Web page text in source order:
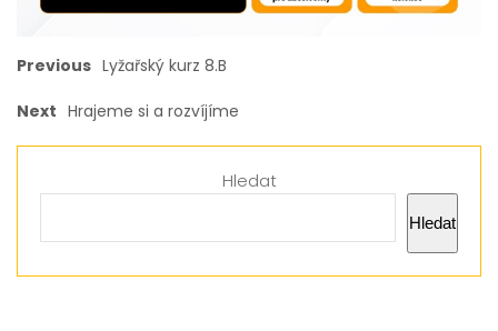
Previous Lyžařský kurz 8.B
Next Hrajeme si a rozvíjíme
Hledat
Hledat